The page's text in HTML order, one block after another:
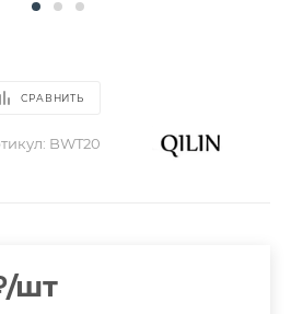
СРАВНИТЬ
BWT20
/шт